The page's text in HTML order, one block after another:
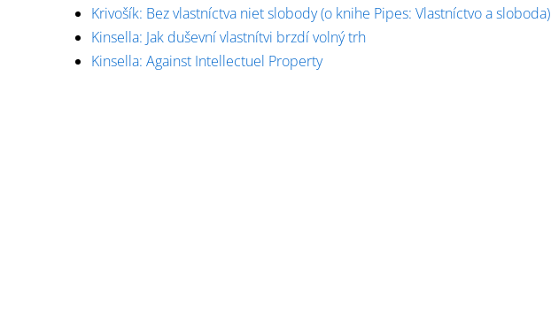
Krivošík: Bez vlastníctva niet slobody (o knihe Pipes: Vlastníctvo a sloboda)
Kinsella: Jak duševní vlastnítvi brzdí volný trh
Kinsella: Against Intellectuel Property